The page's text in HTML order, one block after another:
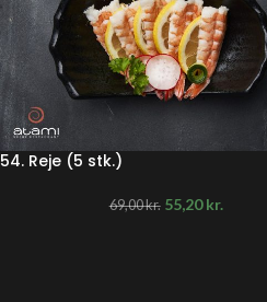
54. Reje (5 stk.)
69,00kr. 55,20kr.